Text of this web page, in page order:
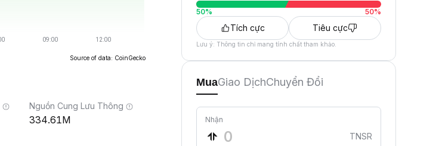
Source of data: CoinGecko
Nguồn Cung Lưu Thông
334.61M
50% 50%
Tích cực Tiêu cực
Lưu ý: Thông tin chỉ mang tính chất tham khảo.
MuaGiao DịchChuyển Đổi
Nhận
TNSR